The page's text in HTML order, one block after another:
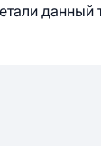
данный